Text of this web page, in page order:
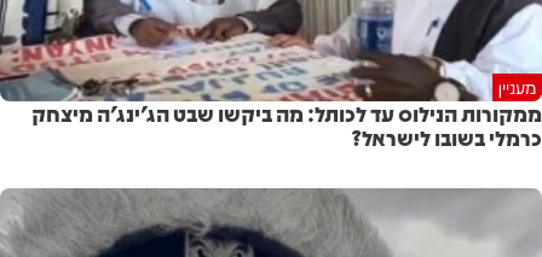
מעניין
ממקורות הנילוס עד לכותל: מה ביקשו שבט הג'ינג'ה מיצחק
כרמלי בשובו לישראל?